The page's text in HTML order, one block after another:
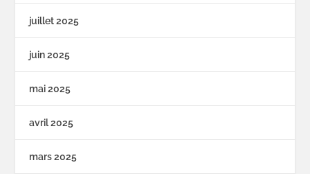
juillet 2025
juin 2025
mai 2025
avril 2025
mars 2025